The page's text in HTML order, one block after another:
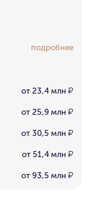
подробнее
от 23,4 млн ₽
от 25,9 млн ₽
от 30,5 млн ₽
от 51,4 млн ₽
от 93,5 млн ₽